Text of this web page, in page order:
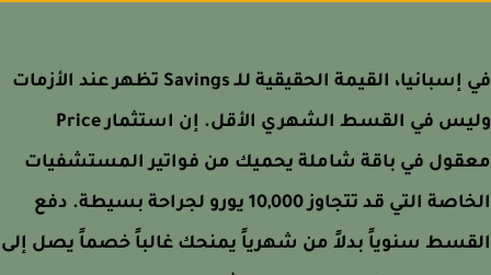
في إسبانيا، القيمة الحقيقية للـ Savings تظهر عند الأزمات
وليس في القسط الشهري الأقل. إن استثمار Price
في باقة شاملة يحميك من فواتير المستشفيات
الخاصة التي قد تتجاوز 10,000 يورو لجراحة بسيطة. دفع
سنوياً بدلاً من شهرياً يمنحك غالباً خصماً يصل إلى